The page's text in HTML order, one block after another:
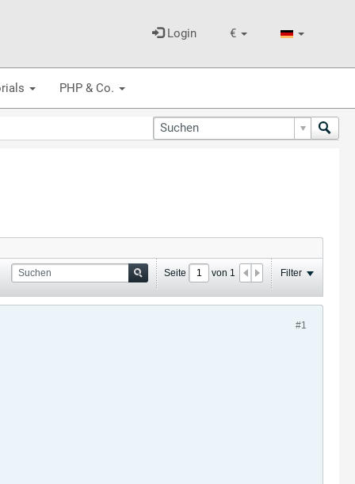
€
Login
PHP & Co.
Seite von 1 Filter
#1